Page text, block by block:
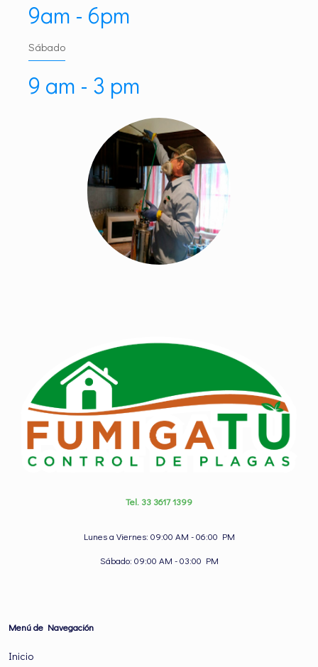
9am - 6pm
Sábado
9 am - 3 pm
Tel. 33 3617 1399
Lunes a Viernes: 09:00 AM - 06:00 PM
Sábado: 09:00 AM - 03:00 PM
Menú de Navegación
Inicio